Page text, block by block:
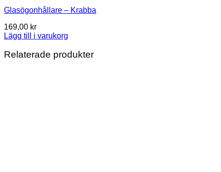
Glasögonhållare – Krabba
169,00 kr
Lägg till i varukorg
Relaterade produkter